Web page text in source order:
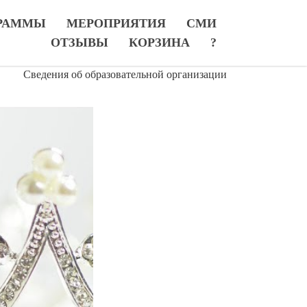
МЕРОПРИЯТИЯ
СМИ
ОТЗЫВЫ
КОРЗИНА ?
Сведения об образовательной организации